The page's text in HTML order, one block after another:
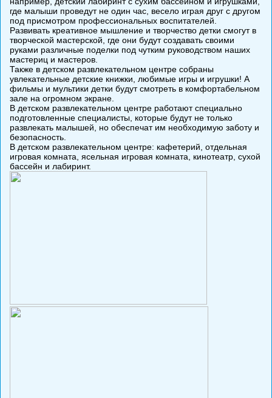
где малыши проведут не один час, весело играя друг с другом
под присмотром профессиональных воспитателей.
Развивать креативное мышление и творчество детки смогут в
творческой мастерской, где они будут создавать своими
руками различные поделки под чутким руководством наших
мастериц и мастеров.
Также в детском развлекательном центре собраны
увлекательные детские книжки, любимые игры и игрушки! А
фильмы и мультики детки будут смотреть в комфортабельном
зале на огромном экране.
В детском развлекательном центре работают специально
подготовленные специалисты, которые будут не только
развлекать малышей, но обеспечат им необходимую заботу и
безопасность.
В детском развлекательном центре: кафетерий, отдельная
игровая комната, ясельная игровая комната, кинотеатр, сухой
бассейн и лабиринт.